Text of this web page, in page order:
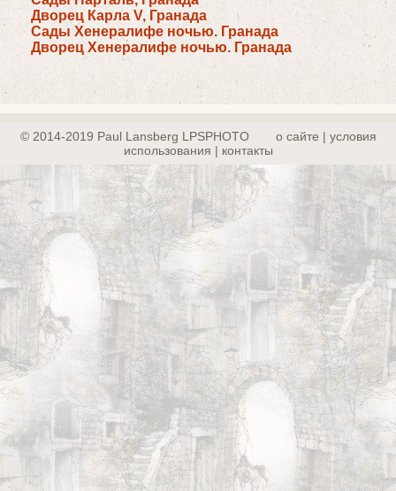
Дворец Карла V, Гранада
Сады Хенералифе ночью. Гранада
Дворец Хенералифе ночью. Гранада
© 2014-2019 Paul Lansberg LPSPHOTO
о сайте | yсловия
использования | контакты